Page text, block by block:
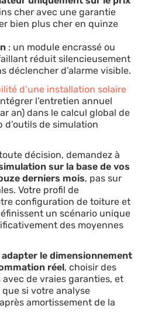
cher avec une garantie
bien plus cher en quinze
: un module encrassé ou
réduit silencieusement
déclencher d’alarme visible.
d’une installation solaire
l’entretien annuel
an) dans le calcul global de
de simulation
décision, demandez à
sur la base de vos
derniers mois, pas sur
Votre profil de
configuration de toiture et
un scénario unique
des moyennes
adapter le dimensionnement
réel, choisir des
de vraies garanties, et
si votre analyse
amortissement de la